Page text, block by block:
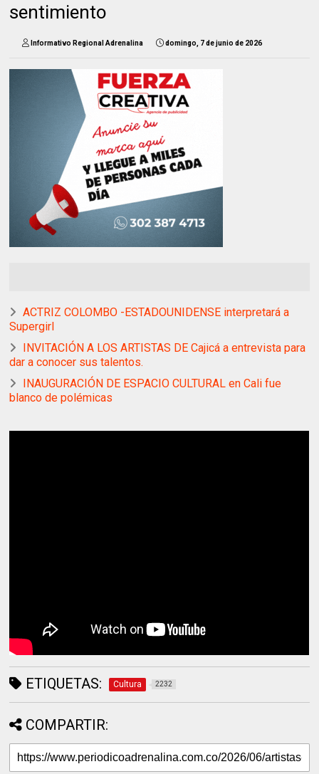
sentimiento
Informativo Regional Adrenalina domingo, 7 de junio de 2026
ACTRIZ COLOMBO -ESTADOUNIDENSE interpretará a
Supergirl
INVITACIÓN A LOS ARTISTAS DE Cajicá a entrevista para
dar a conocer sus talentos.
INAUGURACIÓN DE ESPACIO CULTURAL en Cali fue
blanco de polémicas
ETIQUETAS: Cultura 2232
COMPARTIR: